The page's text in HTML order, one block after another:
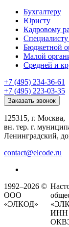
Бухгалтеру
Юристу
Кадровому
Бюджетной
Малой
Средней и
+7 (495) 234-36-61
+7 (495) 223-03-35
Заказать звонок
125315, г. Москва,
вн. тер. г.
Ленинградский,
contact@elcode.ru
1992–2026 ©
ООО
«ЭЛКОД»
ИНН